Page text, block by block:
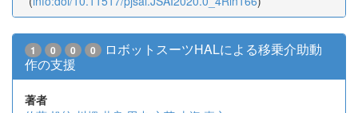
1 0 0 0
ロボットスーツHALによる移乗介助動
作の支援
著者